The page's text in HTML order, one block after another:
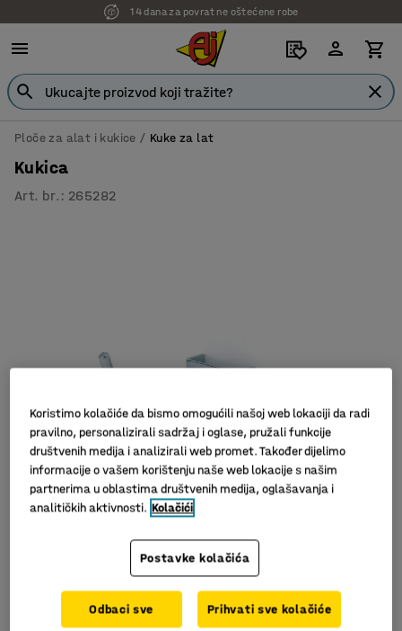
14 dana za povrat ne oštećene robe
Ploče za alat i kukice Kuke za lat
Kukica
Art. br. : 265282
Koristimo kolačiće da bismo omogućili našoj web lokaciji da radi
pravilno, personalizirali sadržaj i oglase, pružali funkcije
društvenih medija i analizirali web promet. Također dijelimo
informacije o vašem korištenju naše web lokacije s našim
partnerima u oblastima društvenih medija, oglašavanja i
analitičkih aktivnosti. Kolačići
Postavke kolačića
Odbaci sve Prihvati sve kolačiće